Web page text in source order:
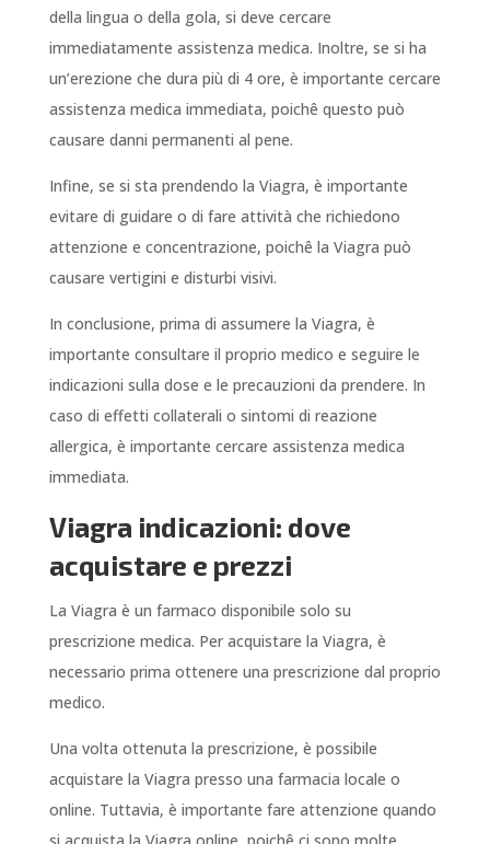
della lingua o della gola, si deve cercare
immediatamente assistenza medica. Inoltre, se si ha
un’erezione che dura più di 4 ore, è importante cercare
assistenza medica immediata, poichê questo può
causare danni permanenti al pene.
Infine, se si sta prendendo la Viagra, è importante
evitare di guidare o di fare attività che richiedono
attenzione e concentrazione, poichê la Viagra può
causare vertigini e disturbi visivi.
In conclusione, prima di assumere la Viagra, è
importante consultare il proprio medico e seguire le
indicazioni sulla dose e le precauzioni da prendere. In
caso di effetti collaterali o sintomi di reazione
allergica, è importante cercare assistenza medica
immediata.
Viagra indicazioni: dove
acquistare e prezzi
La Viagra è un farmaco disponibile solo su
prescrizione medica. Per acquistare la Viagra, è
necessario prima ottenere una prescrizione dal proprio
medico.
Una volta ottenuta la prescrizione, è possibile
acquistare la Viagra presso una farmacia locale o
online. Tuttavia, è importante fare attenzione quando